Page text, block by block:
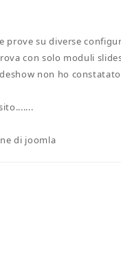
su diverse
con solo moduli
non ho
di joomla